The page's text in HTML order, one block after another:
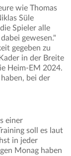
wie Thomas
Süle
Spieler alle
gewesen."
gegeben zu
in der Breite
Heim-EM 2024.
bei der
einer
soll es laut
in jeder
Monag haben